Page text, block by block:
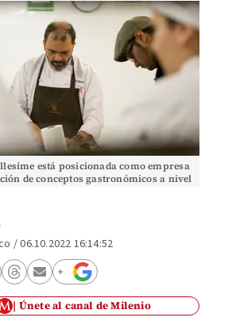
está posicionada como empresa
de conceptos gastronómicos a nivel
/06.10.2022 16:14:52
Únete al canal de Milenio